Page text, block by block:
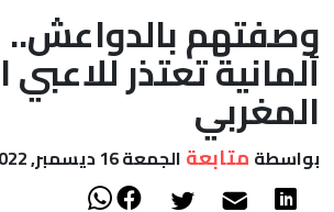
أعمدة
الصحراء
وصفتهم بالدواعش..
ألمانية تعتذر
المغربي
بواسطة متابعة الجمعة 16 ديسمبر, 2022 - 09:52